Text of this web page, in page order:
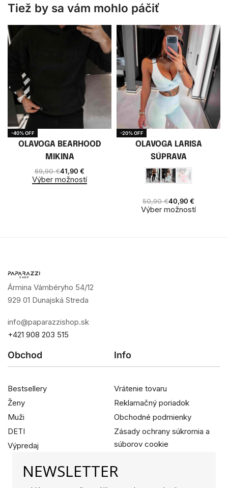
Tiež by sa vám mohlo páčiť
-40% OFF
OLAVOGA BEARHOOD
MIKINA
69,90€41,90 €
Výber možností
-20% OFF
OLAVOGA LARISA
SÚPRAVA
50,90€40,90 €
Výber možností
Ármina Vámbéryho 54/12
929 01 Dunajská Streda
info@paparazzishop.sk
+421 908 203 515
Obchod
Bestsellery
Ženy
Muži
DETI
Výpredaj
Info
Vrátenie tovaru
Reklamačný poriadok
Obchodné podmienky
Zásady ochrany súkromia a
súborov cookie
NEWSLETTER